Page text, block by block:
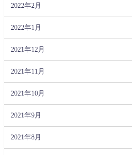
2022年2月
2022年1月
2021年12月
2021年11月
2021年10月
2021年9月
2021年8月